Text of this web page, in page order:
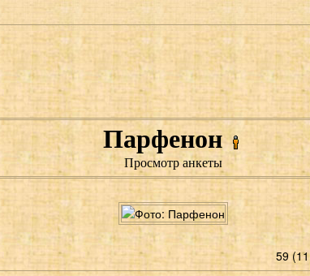
Парфенон
Просмотр анкеты
59